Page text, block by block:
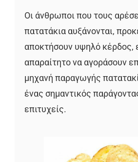
Οι άνθρωποι που τους
πατατάκια αυξάνονται,
αποκτήσουν υψηλό κέρδος,
απαραίτητο να αγοράσουν
μηχανή παραγωγής
ένας σημαντικός
επιτυχείς.